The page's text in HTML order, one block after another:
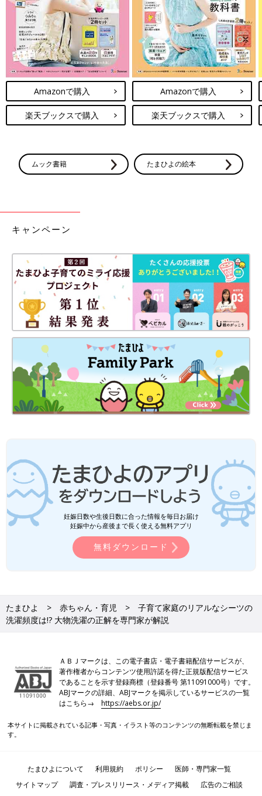
Amazonで購入
楽天ブックスで購入
Amazonで購入
楽天ブックスで購入
ムック書籍 たまひよの絵本
キャンペーン
妊娠日数や生後日数に合った情報を毎日お届け
妊娠中から産後まで長く使える無料アプリ
無料ダウンロード
たまひよ 赤ちゃん・育児
子育て家庭のリアルなシーツの
洗濯頻度は!? 大物洗濯の正解を専門家が解説
ＡＢＪマークは、この電子書店・電子書籍配信サービスが、
著作権者からコンテンツ使用許諾を得た正規版配信サービス
であることを示す登録商標（登録番号 第11091000号）です。
ABJマークの詳細、ABJマークを掲示しているサービスの一覧
はこちら→https://aebs.or.jp/
本サイトに掲載されている記事・写真・イラスト等のコンテンツの無断転載を禁じま
す。
たまひよについて 利用規約 ポリシー
医師・専門家一覧
サイトマップ
調査・プレスリリース・メディア掲載
広告のご相談